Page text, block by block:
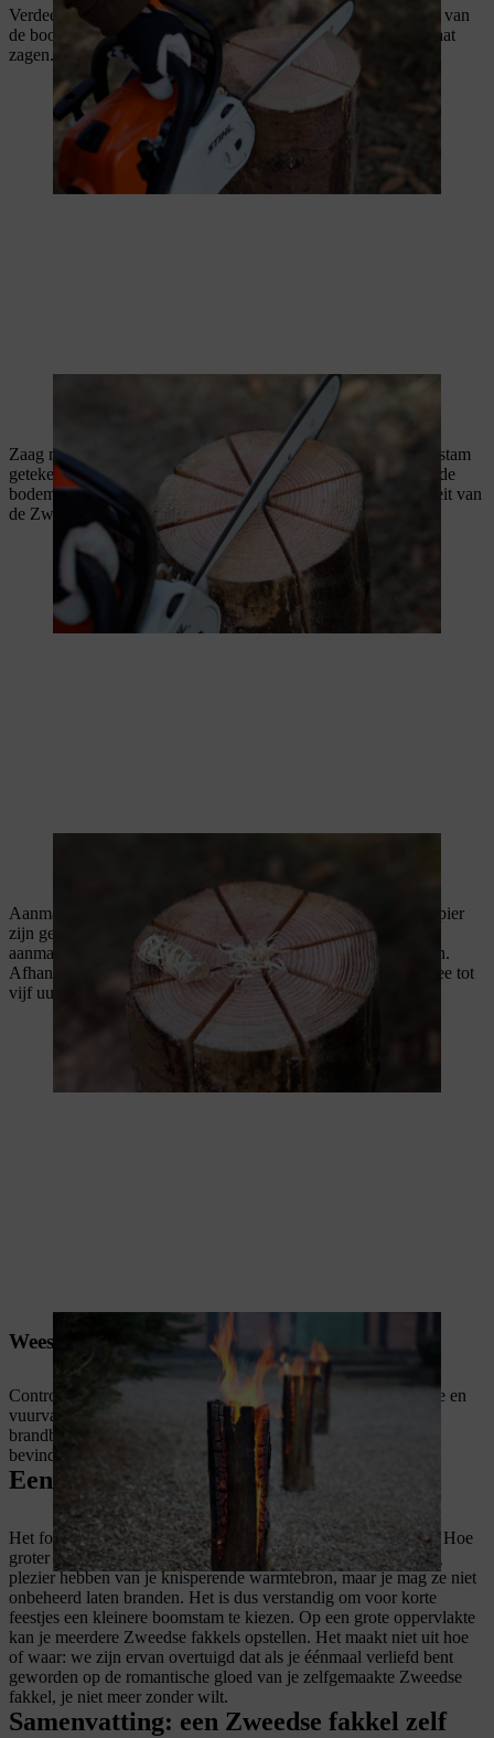
Verdeel de cirkel in kwarten of zesden naargelang de diameter van
de boomstam. Teken lijnen waarlangs je met de kettingzaag gaat
zagen.
Zaag nu met de kettingzaag
langs de lijnen die je op de boomstam
getekend hebt. Zaag tot op ongeveer 10 tot 15 centimeter van de
bodem. De voet die daardoor ontstaat is nodig voor de stabiliteit van
de Zweedse fakkel.
Aanmaakblokjes voor de barbecue en verfrommeld krantenpapier
zijn geschikt om de Zweedse fakkel aan te steken. Steek het
aanmaakmateriaal in het midden van de fakkel en steek het aan.
Afhankelijk van de grootte van de boomstam zal de fakkel twee tot
vijf uur branden.
Wees voorzichtig als de fakkel brandt
Controleer altijd of de fakkel tijdens het branden op een veilige en
vuurvaste ondergrond staat. Zorg er ook voor dat zich geen
brandbare objecten in de nabijheid van de Zweedse fakkel
bevinden. Er kunnen vonken uit het vuur springen.
Een grote of kleine Zweedse fakkel?
Het formaat van je Zweedse fakkel bepaalt hoelang ze brandt. Hoe
groter de boomstam, hoe langer de brandduur. Je kan urenlang
plezier hebben van je knisperende warmtebron, maar je mag ze niet
onbeheerd laten branden. Het is dus verstandig om voor korte
feestjes een kleinere boomstam te kiezen. Op een grote oppervlakte
kan je meerdere Zweedse fakkels opstellen. Het maakt niet uit hoe
of waar: we zijn ervan overtuigd dat als je éénmaal verliefd bent
geworden op de romantische gloed van je zelfgemaakte Zweedse
fakkel, je niet meer zonder wilt.
Samenvatting: een Zweedse fakkel zelf